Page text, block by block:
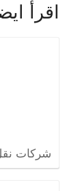
اقرأ
شركات نقل